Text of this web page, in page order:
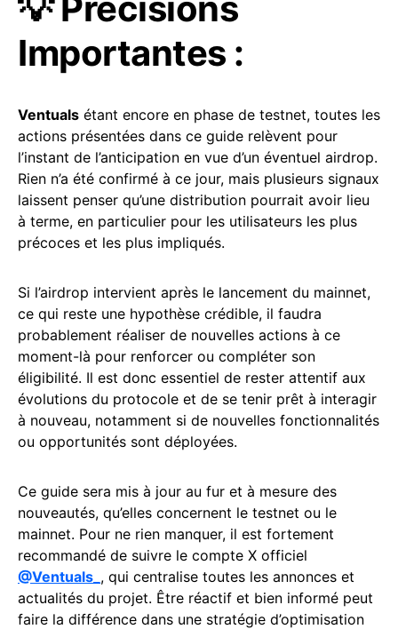
Importantes :
Ventuals étant encore en phase de testnet, toutes les
actions présentées dans ce guide relèvent pour
l’instant de l’anticipation en vue d’un éventuel airdrop.
Rien n’a été confirmé à ce jour, mais plusieurs signaux
laissent penser qu’une distribution pourrait avoir lieu
à terme, en particulier pour les utilisateurs les plus
précoces et les plus impliqués.
Si l’airdrop intervient après le lancement du mainnet,
ce qui reste une hypothèse crédible, il faudra
probablement réaliser de nouvelles actions à ce
moment-là pour renforcer ou compléter son
éligibilité. Il est donc essentiel de rester attentif aux
évolutions du protocole et de se tenir prêt à interagir
à nouveau, notamment si de nouvelles fonctionnalités
ou opportunités sont déployées.
Ce guide sera mis à jour au fur et à mesure des
nouveautés, qu’elles concernent le testnet ou le
mainnet. Pour ne rien manquer, il est fortement
recommandé de suivre le compte X officiel
@Ventuals_ , qui centralise toutes les annonces et
actualités du projet. Être réactif et bien informé peut
faire la différence dans une stratégie d’optimisation